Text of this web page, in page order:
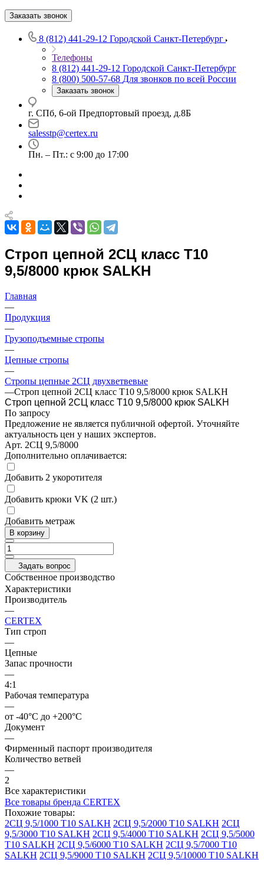
Заказать звонок
8 (812) 441-29-12 Городской Санкт-Петербург
Телефоны
8 (812) 441-29-12 Городской Санкт-Петербург
8 (800) 500-57-68 Для звонков по всей России
Заказать звонок
г. СПб, 6-ой Предпортовый проезд, д.8Б
salesstp@certex.ru
Пн. – Пт.: с 9:00 до 17:00
Строп цепной 2СЦ класс Т10
9,5/8000 крюк SALKH
Главная
—
Продукция
—
Грузоподъемные стропы
—
Цепные стропы
—
Стропы цепные 2СЦ двухветвевые
—Строп цепной 2СЦ класс Т10 9,5/8000 крюк SALKH
Строп цепной 2СЦ класс Т10 9,5/8000 крюк SALKH
По запросу
Предложение не является публичной офертой. Уточняйте
актуальность цен у наших экспертов.
Арт. 2СЦ 9,5/8000
Дополнительно оплачивается:
Добавить 2 укоротителя
Добавить крюки VK (2 шт.)
Добавить метраж
В корзину
Задать вопрос
Собственное производство
Характеристики
Производитель
—
CERTEX
Тип строп
—
Цепные
Запас прочности
—
4:1
Рабочая температура
—
от -40°C до +200°C
Документ
—
Фирменный паспорт производителя
Количество ветвей
—
2
Все характеристики
Все товары бренда CERTEX
Похожие товары:
2СЦ 9,5/1000 Т10 SALKH 2СЦ 9,5/2000 Т10 SALKH 2СЦ
9,5/3000 Т10 SALKH 2СЦ 9,5/4000 Т10 SALKH 2СЦ 9,5/5000
Т10 SALKH 2СЦ 9,5/6000 Т10 SALKH 2СЦ 9,5/7000 Т10
SALKH 2СЦ 9,5/9000 Т10 SALKH 2СЦ 9,5/10000 Т10 SALKH